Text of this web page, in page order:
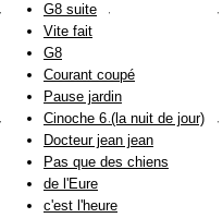
G8 suite
Vite fait
G8
Courant coupé
Pause jardin
Cinoche 6 (la nuit de jour)
Docteur jean jean
Pas que des chiens
de l'Eure
c'est l'heure